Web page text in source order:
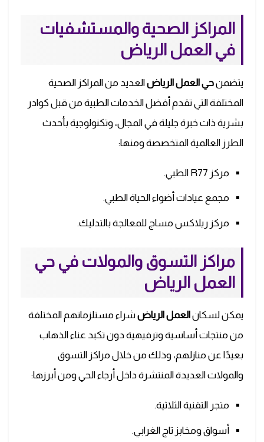
المراكز الصحية والمستشفيات
في العمل الرياض
يتضمنحي العمل الرياضالعديد من المراكز الصحية
المختلفة التي تقدم أفضل الخدمات الطبية من قبل كوادر
بشرية ذات خبرة جليلة في المجال، وتكنولوجية بأحدث
الطرز العالمية المتخصصة ومنها:
مركز R77 الطبي.
مجمع عيادات أضواء الحياة الطبي.
مركز ريلاكس مساج للمعالجة بالتدليك.
مراكز التسوق والمولات في حي
العمل الرياض
يمكن لسكانالعمل الرياضشراء مستلزماتهم المختلفة
من منتجات أساسية وترفيهية دون تكبد عناء الذهاب
بعيدًا عن منازلهم، وذلك من خلال مراكز التسوق
والمولات العديدة المنتشرة داخل أرجاء الحي ومن أبرزها:
متجر التقنية الثلاثية.
أسواق ومخابز تاج الغرابي.